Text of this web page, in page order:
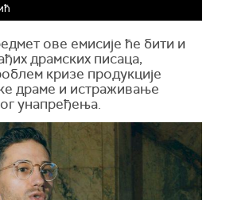
ове емисије ће бити и
драмских писаца,
кризе продукције
драме и истраживање
унапређења.